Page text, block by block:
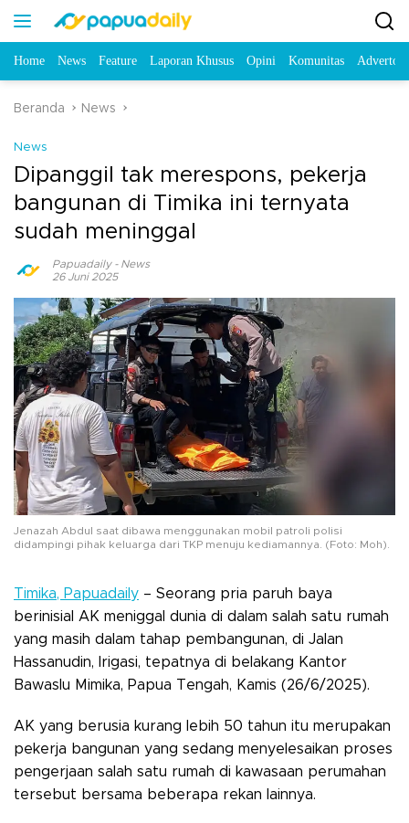
Home News Feature Laporan Khusus Opini Komunitas
Beranda News
News
Dipanggil tak merespons, pekerja
bangunan di Timika ini ternyata
sudah meninggal
Papuadaily- News
26 Juni 2025
Jenazah Abdul saat dibawa menggunakan mobil patroli polisi
didampingi pihak keluarga dari TKP menuju kediamannya. (Foto: Moh).
Timika, Papuadaily – Seorang pria paruh baya
berinisial AK meniggal dunia di dalam salah satu rumah
yang masih dalam tahap pembangunan, di Jalan
Hassanudin, Irigasi, tepatnya di belakang Kantor
Bawaslu Mimika, Papua Tengah, Kamis (26/6/2025).
AK yang berusia kurang lebih 50 tahun itu merupakan
pekerja bangunan yang sedang menyelesaikan proses
pengerjaan salah satu rumah di kawasaan perumahan
tersebut bersama beberapa rekan lainnya.